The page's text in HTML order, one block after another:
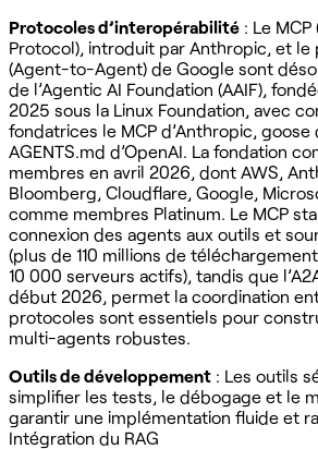
Protocoles d’interopérabilité : Le
Protocol), introduit par Anthropic, et le
(Agent-to-Agent) de Google sont
de l’Agentic AI Foundation (AAIF),
2025 sous la Linux Foundation, avec
fondatrices le MCP d’Anthropic, goose
AGENTS.md d’OpenAI. La fondation
membres en avril 2026, dont AWS,
Bloomberg, Cloudflare, Google,
comme membres Platinum. Le MCP
connexion des agents aux outils et
(plus de 110 millions de
10 000 serveurs actifs), tandis que
début 2026, permet la coordination
protocoles sont essentiels pour
multi-agents robustes.
Outils de développement : Les outils
simplifier les tests, le débogage et le
garantir une implémentation fluide et
Intégration du RAG